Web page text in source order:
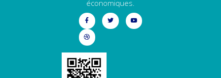
économiques.